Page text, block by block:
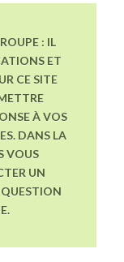
: IL
ET
CE SITE
À VOS
DANS LA
VOUS
UN
QUESTION